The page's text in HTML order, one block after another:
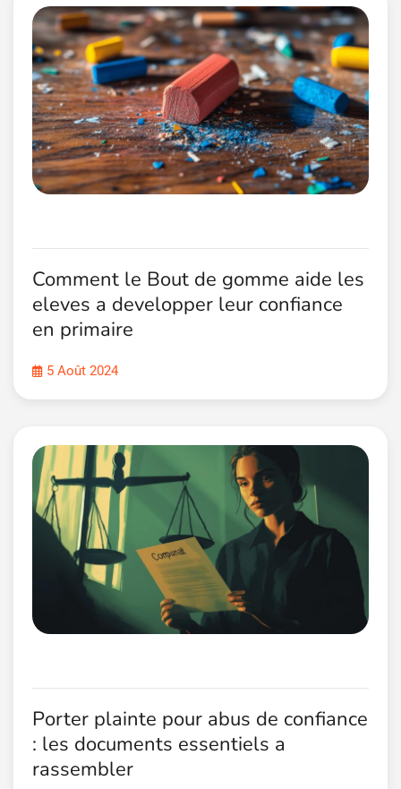
Comment le Bout de gomme aide les
eleves a developper leur confiance
en primaire
5 Août 2024
Porter plainte pour abus de confiance
: les documents essentiels a
rassembler